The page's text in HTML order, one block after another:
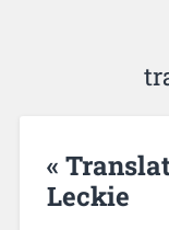
«
Leckie